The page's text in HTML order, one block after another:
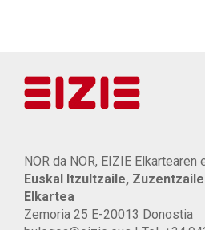
NOR da NOR, EIZIE Elkartearen
Euskal Itzultzaile,
Elkartea
Zemoria 25 E-20013 Donostia